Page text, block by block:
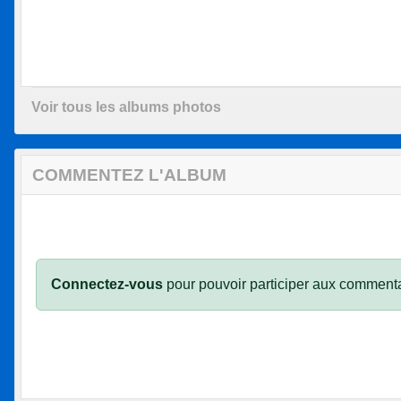
Voir tous les albums photos
COMMENTEZ L'ALBUM
Connectez-vous pour pouvoir participer aux